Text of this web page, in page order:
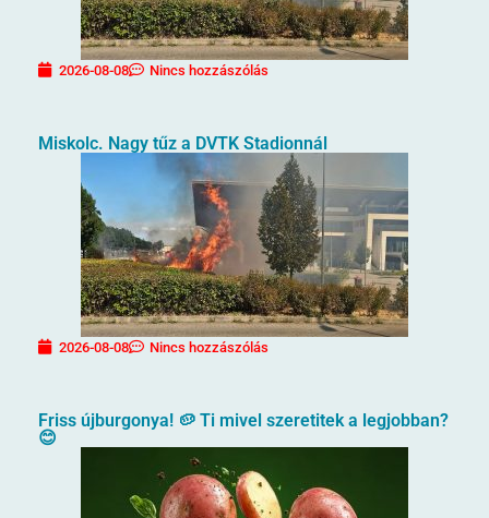
2026-08-08 Nincs hozzászólás
Miskolc. Nagy tűz a DVTK Stadionnál
2026-08-08 Nincs hozzászólás
Friss újburgonya! 🥔 Ti mivel szeretitek a legjobban?
😊